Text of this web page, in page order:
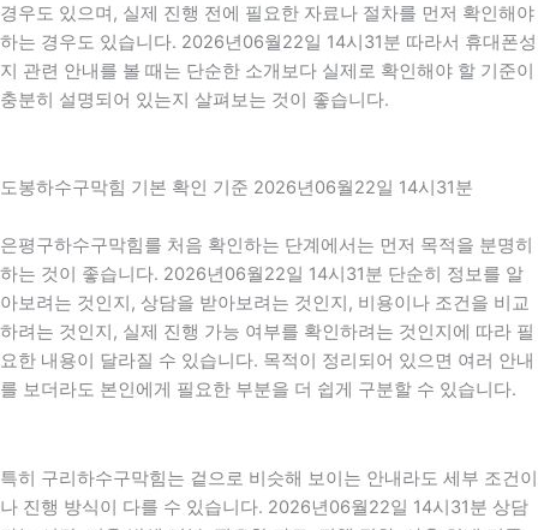
경우도 있으며, 실제 진행 전에 필요한 자료나 절차를 먼저 확인해야
하는 경우도 있습니다. 2026년06월22일 14시31분 따라서 휴대폰성
지 관련 안내를 볼 때는 단순한 소개보다 실제로 확인해야 할 기준이
충분히 설명되어 있는지 살펴보는 것이 좋습니다.
도봉하수구막힘 기본 확인 기준 2026년06월22일 14시31분
은평구하수구막힘를 처음 확인하는 단계에서는 먼저 목적을 분명히
하는 것이 좋습니다. 2026년06월22일 14시31분 단순히 정보를 알
아보려는 것인지, 상담을 받아보려는 것인지, 비용이나 조건을 비교
하려는 것인지, 실제 진행 가능 여부를 확인하려는 것인지에 따라 필
요한 내용이 달라질 수 있습니다. 목적이 정리되어 있으면 여러 안내
를 보더라도 본인에게 필요한 부분을 더 쉽게 구분할 수 있습니다.
특히 구리하수구막힘는 겉으로 비슷해 보이는 안내라도 세부 조건이
나 진행 방식이 다를 수 있습니다. 2026년06월22일 14시31분 상담